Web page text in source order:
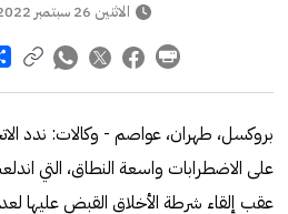
الاثنين 26 سبتمبر 2022
بروكسل، طهران، عواصم - وكالات: ندد
على الاضطرابات واسعة النطاق، التي
عقب إلقاء شرطة الأخلاق القبض عليها